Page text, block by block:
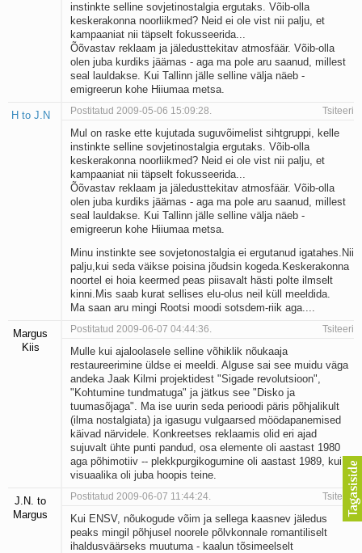
Ahtumine
Braueri lint
instinkte selline sovjetinostalgia ergutaks. Võib-olla
keskerakonna noorliikmed? Neid ei ole vist nii palju, et
kampaaniat nii täpselt fokusseerida...
Õõvastav reklaam ja jäledusttekitav atmosfäär. Võib-olla
olen juba kurdiks jäämas - aga ma pole aru saanud, millest
seal lauldakse. Kui Tallinn jälle selline välja näeb -
emigreerun kohe Hiiumaa metsa.
H to J.N Postitatud 2009-05-06 15:09:28. Tsiteeri
Mul on raske ette kujutada suguvõimelist sihtgruppi, kelle
instinkte selline sovjetinostalgia ergutaks. Võib-olla
keskerakonna noorliikmed? Neid ei ole vist nii palju, et
kampaaniat nii täpselt fokusseerida...
Õõvastav reklaam ja jäledusttekitav atmosfäär. Võib-olla
olen juba kurdiks jäämas - aga ma pole aru saanud, millest
seal lauldakse. Kui Tallinn jälle selline välja näeb -
emigreerun kohe Hiiumaa metsa.
Minu instinkte see sovjetonostalgia ei ergutanud igatahes.Nii
palju,kui seda väikse poisina jõudsin kogeda.Keskerakonna
noortel ei hoia keermed peas piisavalt hästi polte ilmselt
kinni.Mis saab kurat sellises elu-olus neil küll meeldida.
Ma saan aru mingi Rootsi moodi sotsdem-riik aga....
Margus
Kiis
Postitatud 2009-06-07 04:44:36. Tsiteeri
Mulle kui ajaloolasele selline võhiklik nõukaaja
restaureerimine üldse ei meeldi. Alguse sai see muidu väga
andeka Jaak Kilmi projektidest "Sigade revolutsioon",
"Kohtumine tundmatuga" ja jätkus see "Disko ja
tuumasõjaga". Ma ise uurin seda perioodi päris põhjalikult
(ilma nostalgiata) ja igasugu vulgaarsed möödapanemised
käivad närvidele. Konkreetses reklaamis olid eri ajad
sujuvalt ühte punti pandud, osa elemente oli aastast 1980
aga põhimotiiv -- plekkpurgikogumine oli aastast 1989, kui
visuaalika oli juba hoopis teine.
J.N. to
Margus
Postitatud 2009-06-07 11:44:24. Tsiteeri
Kui ENSV, nõukogude võim ja sellega kaasnev jäledus
peaks mingil põhjusel noorele põlvkonnale romantiliselt
ihaldusväärseks muutuma - kaalun tõsimeelselt